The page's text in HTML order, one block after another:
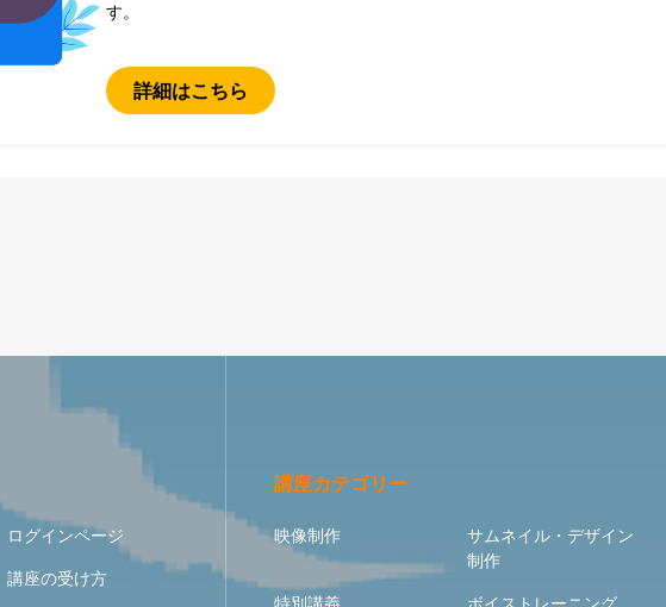
す。
詳細はこちら
ログインページ
講座の受け方
講座カテゴリー
映像制作
サムネイル・デザイン
制作